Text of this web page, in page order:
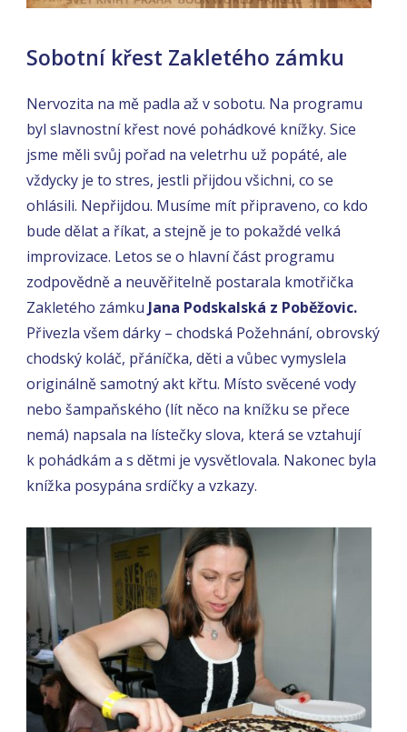
Sobotní křest Zakletého zámku
Nervozita na mě padla až v sobotu. Na programu
byl slavnostní křest nové pohádkové knížky. Sice
jsme měli svůj pořad na veletrhu už popáté, ale
vždycky je to stres, jestli přijdou všichni, co se
ohlásili. Nepřijdou. Musíme mít připraveno, co kdo
bude dělat a říkat, a stejně je to pokaždé velká
improvizace. Letos se o hlavní část programu
zodpovědně a neuvěřitelně postarala kmotřička
Zakletého zámku Jana Podskalská z Poběžovic.
Přivezla všem dárky – chodská Požehnání, obrovský
chodský koláč, přáníčka, děti a vůbec vymyslela
originálně samotný akt křtu. Místo svěcené vody
nebo šampaňského (lít něco na knížku se přece
nemá) napsala na lístečky slova, která se vztahují
k pohádkám a s dětmi je vysvětlovala. Nakonec byla
knížka posypána srdíčky a vzkazy.